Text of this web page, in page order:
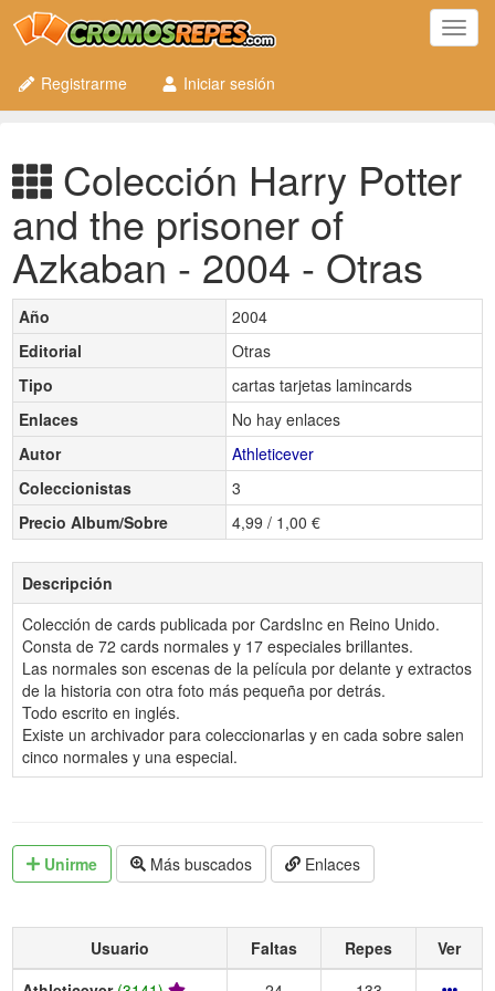
Registrarme
Iniciar sesión
Colección Harry Potter
and the prisoner of
Azkaban - 2004 - Otras
Año
2004
Editorial
Otras
Tipo
cartas tarjetas lamincards
Enlaces
No hay enlaces
Autor
Athleticever
Coleccionistas
3
Precio Album/Sobre
4,99 / 1,00 €
Descripción
Colección de cards publicada por CardsInc en Reino Unido.
Consta de 72 cards normales y 17 especiales brillantes.
Las normales son escenas de la película por delante y extractos
de la historia con otra foto más pequeña por detrás.
Todo escrito en inglés.
Existe un archivador para coleccionarlas y en cada sobre salen
cinco normales y una especial.
Unirme Más buscados Enlaces
Usuario Faltas Repes
Ver